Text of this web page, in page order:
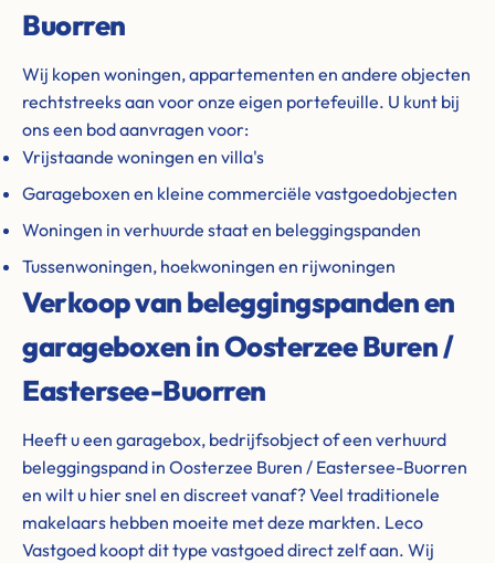
Buorren
Wij kopen woningen, appartementen en andere objecten
rechtstreeks aan voor onze eigen portefeuille. U kunt bij
ons een bod aanvragen voor:
Vrijstaande woningen en villa's
Garageboxen en kleine commerciële vastgoedobjecten
Woningen in verhuurde staat en beleggingspanden
Tussenwoningen, hoekwoningen en rijwoningen
Verkoop van beleggingspanden en
garageboxen in Oosterzee Buren /
Eastersee-Buorren
Heeft u een garagebox, bedrijfsobject of een verhuurd
beleggingspand in Oosterzee Buren / Eastersee-Buorren
en wilt u hier snel en discreet vanaf? Veel traditionele
makelaars hebben moeite met deze markten. Leco
Vastgoed koopt dit type vastgoed direct zelf aan. Wij